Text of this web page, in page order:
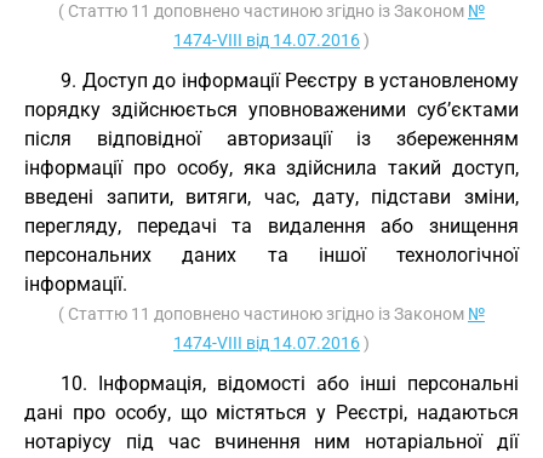
( Статтю 11 доповнено частиною згідно із Законом №
1474-VIII від 14.07.2016)
9. Доступ до інформації Реєстру в установленому
порядку здійснюється уповноваженими суб’єктами
після відповідної авторизації із збереженням
інформації про особу, яка здійснила такий доступ,
введені запити, витяги, час, дату, підстави зміни,
перегляду, передачі та видалення або знищення
персональних даних та іншої технологічної
інформації.
( Статтю 11 доповнено частиною згідно із Законом №
1474-VIII від 14.07.2016)
10. Інформація, відомості або інші персональні
дані про особу, що містяться у Реєстрі, надаються
нотаріусу під час вчинення ним нотаріальної дії